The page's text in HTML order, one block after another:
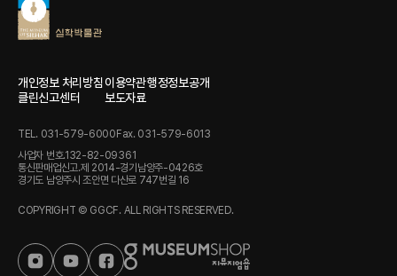
개인정보 처리방침 이용약관행정정보공개
클린신고센터
보도자료
TEL. 031-579-6000Fax. 031-579-6013
사업자 번호.132-82-09361
통신판매업신고.제 2014-경기남양주-0426호
경기도 남양주시 조안면 다산로 747번길 16
COPYRIGHT © GGCF. ALL RIGHTS RESERVED.